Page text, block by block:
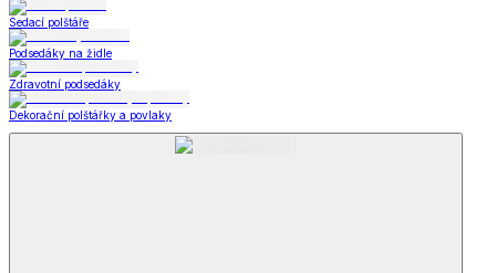
Sedací polštáře
Podsedáky na židle
Zdravotní podsedáky
Dekorační polštářky a povlaky